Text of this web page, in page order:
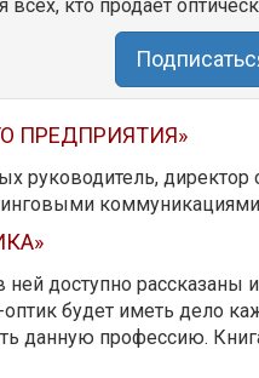
всех, кто продает
ПРЕДПРИЯТИЯ»
руководитель,
доступно
будет иметь дело
данную профессию.